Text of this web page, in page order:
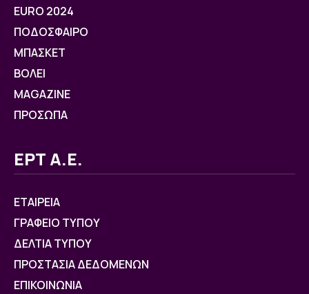
EURO 2024
ΠΟΔΟΣΦΑΙΡΟ
ΜΠΑΣΚΕΤ
ΒOΛΕΙ
MAGAZINE
ΠΡΟΣΩΠΑ
ΕΡΤ Α.Ε.
ΕΤΑΙΡΕΙΑ
ΓΡΑΦΕΙΟ ΤΥΠΟΥ
ΔΕΛΤΙΑ ΤΥΠΟΥ
ΠΡΟΣΤΑΣΙΑ ΔΕΔΟΜΕΝΩΝ
ΕΠΙΚΟΙΝΩΝΙΑ